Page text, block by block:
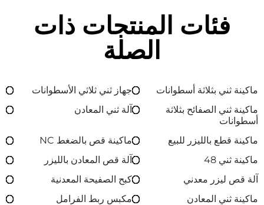
فئات المنتجات ذات
الصلة
ماكينة ثني بثلاثة أسطوانات
جهاز ثني ثلاثي الأسطوانات
ماكينة ثني الصفائح بثلاثة
أسطوانات
آلة ثني المعادن
ماكينة قطع بالليزر للبيع
ماكينة قص بالضغط NC
ماكينة ثني 48
آلة قص المعادن بالليزر
آلة قص ليزر معدني
كبح الصفيحة المعدنية
ماكينة ثني المعادن
مكبس ربط الفرامل